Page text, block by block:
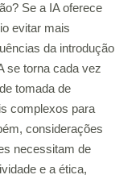
Se a IA oferece
evitar mais
da introdução
se torna cada vez
tomada de
complexos para
considerações
necessitam de
e a ética,